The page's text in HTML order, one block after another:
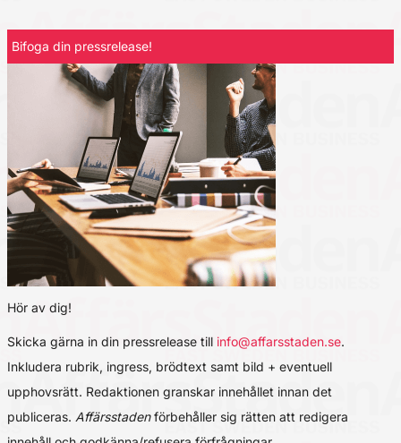
Bifoga din pressrelease!
Hör av dig!
Skicka gärna in din pressrelease till info@affarsstaden.se.
Inkludera rubrik, ingress, brödtext samt bild + eventuell
upphovsrätt. Redaktionen granskar innehållet innan det
publiceras. Affärsstadenförbehåller sig rätten att redigera